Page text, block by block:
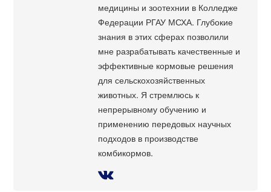
медицины и зоотехнии в Колледже
Федерации РГАУ МСХА. Глубокие
знания в этих сферах позволили
мне разрабатывать качественные и
эффективные кормовые решения
для сельскохозяйственных
животных. Я стремлюсь к
непрерывному обучению и
применению передовых научных
подходов в производстве
комбикормов.